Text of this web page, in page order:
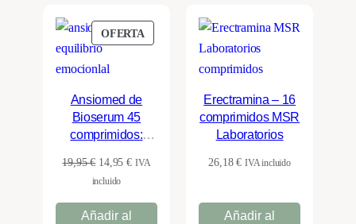
OFERTA PRODUCTO
Ansiomed de
Bioserum 45
comprimidos:
Nervioso y
Emocional
19,95€ El
precio
era:
14,95€ElIVA
incluido
Añadir al
Erectramina – 16
comprimidos MSR
Laboratorios
26,18€ IVA incluido
Añadir al